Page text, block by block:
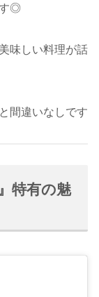
す◎
味しい料理が話
間違いなしです
特有の魅